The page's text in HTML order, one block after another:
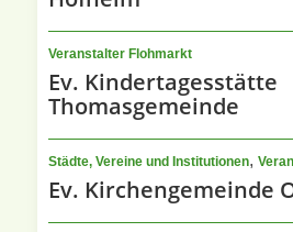
Veranstalter Flohmarkt
Ev. Kindertagesstätte
Thomasgemeinde
Städte, Vereine und Institutionen,
Ev. Kirchengemeinde